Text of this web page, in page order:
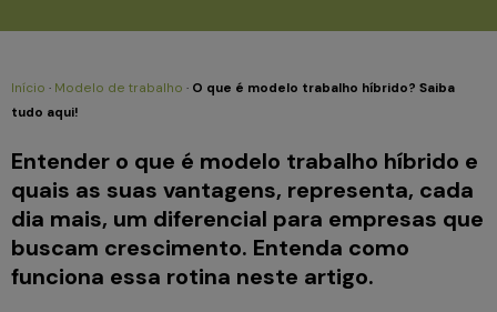
Início · Modelo de trabalho · O que é modelo trabalho híbrido? Saiba
tudo aqui!
Entender o que é modelo trabalho híbrido e
quais as suas vantagens, representa, cada
dia mais, um diferencial para empresas que
buscam crescimento. Entenda como
funciona essa rotina neste artigo.